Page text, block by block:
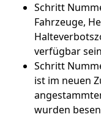
Schritt
Fahrzeuge,
verfügbar
Schritt
ist im neuen
wurden